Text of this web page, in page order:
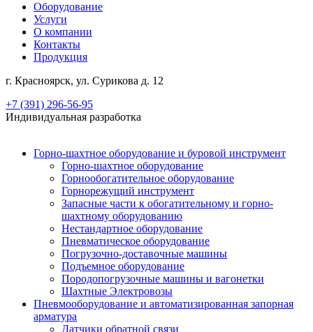
Оборудование
Услуги
О компании
Контакты
Продукция
г. Красноярск, ул. Сурикова д. 12
+7 (391) 296-56-95
Индивидуальная разработка
Горно-шахтное оборудование и буровой инструмент
Горно-шахтное оборудование
Горнообогатительное оборудование
Горнорежущий инструмент
Запасные части к обогатительному и горно-
шахтному оборудованию
Нестандартное оборудование
Пневматическое оборудование
Погрузочно-доставочные машины
Подъемное оборудование
Породопогрузочные машины и вагонетки
Шахтные Электровозы
Пневмооборудование и автоматизированная запорная
арматура
Датчики обратной связи